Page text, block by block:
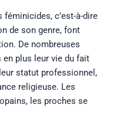
féminicides, c’est-à-dire
de son genre, font
De nombreuses
plus leur vie du fait
statut professionnel,
religieuse. Les
les proches se